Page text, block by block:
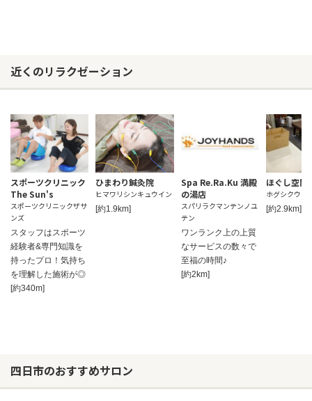
近くのリラクゼーション
スポーツクリニック
The Sun's
スポーツクリニックザサ
ンズ
スタッフはスポーツ
経験者&専門知識を
持ったプロ！気持ち
を理解した施術が◎
[約340m]
ひまわり鍼灸院
ヒマワリシンキュウイン
[約1.9km]
Spa Re.Ra.Ku 満殿
の湯店
スパリラクマンテンノユ
テン
ワンランク上の上質
なサービスの数々で
至福の時間♪
[約2km]
ほぐし空間
ホグシクウカ
[約2.9km]
四日市のおすすめサロン